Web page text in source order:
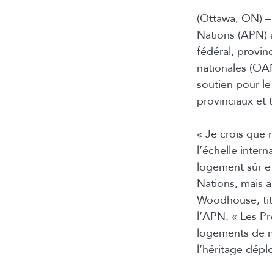
(Ottawa, ON)
Nations (APN)
fédéral,
nationales
soutien pour
provinciaux et
« Je crois que
l’échelle
logement sûr
Nations, mais
Woodhouse,
l’APN. « Les
logements de
l’héritage